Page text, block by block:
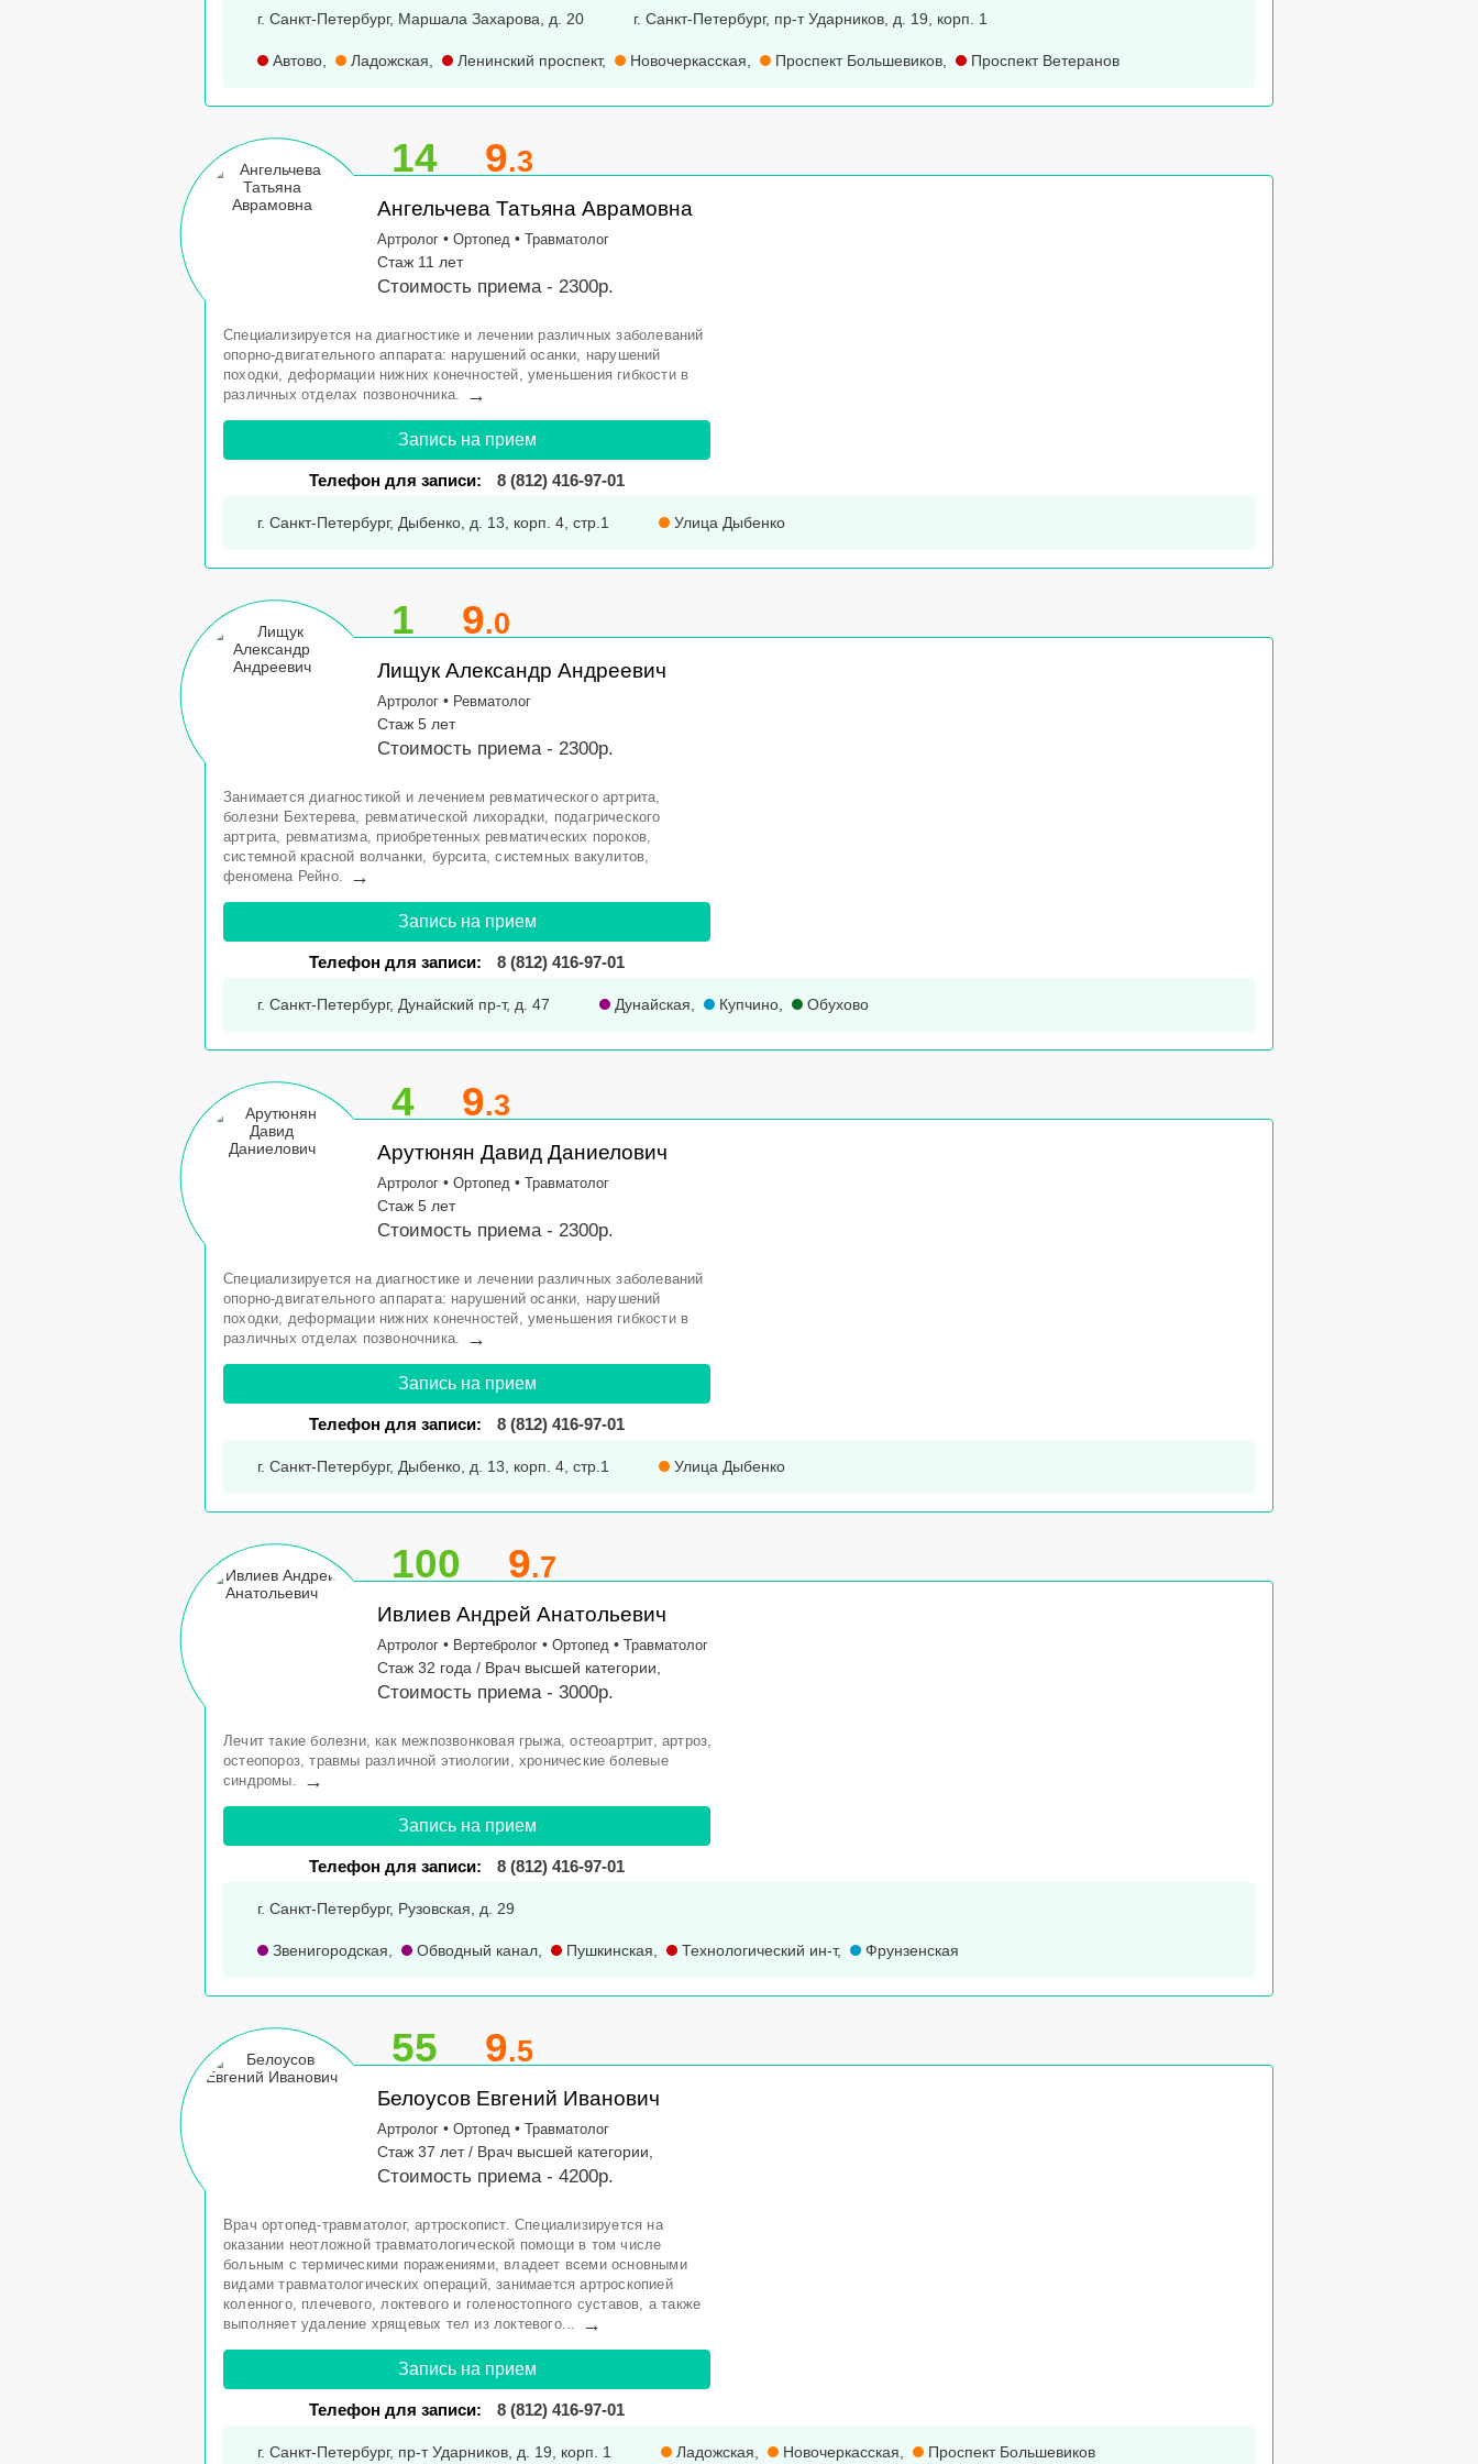
г. Санкт-Петербург, Маршала Захарова, д. 20 г. Санкт-Петербург, пр-т Ударников, д. 19, корп. 1
Автово Ладожская Ленинский проспект, Новочеркасская Проспект Большевиков Проспект Ветеранов
14 9.3
Ангельчева Татьяна Аврамовна
Артролог • Ортопед • Травматолог
Стаж 11 лет
Стоимость приема - 2300р.
Специализируется на диагностике и лечении различных заболеваний
опорно-двигательного аппарата: нарушений осанки, нарушений
походки, деформации нижних конечностей, уменьшения гибкости в
различных отделах позвоночника.
→
Запись на прием
Телефон для записи: 8 (812) 416-97-01
г. Санкт-Петербург, Дыбенко, д. 13, корп. 4, стр.1 Улица Дыбенко
1 9.0
Лищук Александр Андреевич
Артролог • Ревматолог
Стаж 5 лет
Стоимость приема - 2300р.
Занимается диагностикой и лечением ревматического артрита,
болезни Бехтерева, ревматической лихорадки, подагрического
артрита, ревматизма, приобретенных ревматических пороков,
системной красной волчанки, бурсита, системных вакулитов,
феномена Рейно.
→
Запись на прием
Телефон для записи: 8 (812) 416-97-01
г. Санкт-Петербург, Дунайский пр-т, д. 47 Дунайская Купчино Обухово
4 9.3
Арутюнян Давид Даниелович
Артролог • Ортопед • Травматолог
Стаж 5 лет
Стоимость приема - 2300р.
Специализируется на диагностике и лечении различных заболеваний
опорно-двигательного аппарата: нарушений осанки, нарушений
походки, деформации нижних конечностей, уменьшения гибкости в
различных отделах позвоночника.
→
Запись на прием
Телефон для записи: 8 (812) 416-97-01
г. Санкт-Петербург, Дыбенко, д. 13, корп. 4, стр.1 Улица Дыбенко
100 9.7
Ивлиев Андрей Анатольевич
Артролог • Вертебролог • Ортопед • Травматолог
Стаж 32 года / Врач высшей категории,
Стоимость приема - 3000р.
Лечит такие болезни, как межпозвонковая грыжа, остеоартрит, артроз,
остеопороз, травмы различной этиологии, хронические болевые
синдромы.
→
Запись на прием
Телефон для записи: 8 (812) 416-97-01
г. Санкт-Петербург, Рузовская, д. 29
Звенигородская Обводный канал Пушкинская Технологический ин-т, Фрунзенская
55 9.5
Белоусов Евгений Иванович
Артролог • Ортопед • Травматолог
Стаж 37 лет / Врач высшей категории,
Стоимость приема - 4200р.
Врач ортопед-травматолог, артроскопист. Специализируется на
оказании неотложной травматологической помощи в том числе
больным с термическими поражениями, владеет всеми основными
видами травматологических операций, занимается артроскопией
коленного, плечевого, локтевого и голеностопного суставов, а также
выполняет удаление хрящевых тел из локтевого...
→
Запись на прием
Телефон для записи: 8 (812) 416-97-01
г. Санкт-Петербург, пр-т Ударников, д. 19, корп. 1 Ладожская Новочеркасская Проспект Большевиков